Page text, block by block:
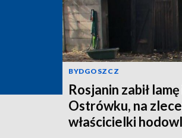
BYDGOSZCZ
Rosjanin zabił
Ostrówku, na
właścicielki